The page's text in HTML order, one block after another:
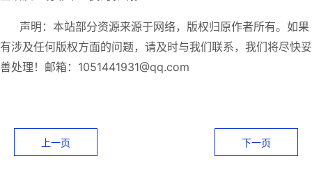
声明：本站部分资源来源于网络，版权归原作者所有。如果
有涉及任何版权方面的问题，请及时与我们联系，我们将尽快妥
善处理！邮箱：1051441931@qq.com
上一页 下一页